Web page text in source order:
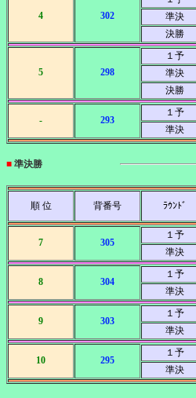
4 302
準決
決勝
5 298
１予
準決
決勝
- 293
１予
準決
■ 準決勝
順 位 背番号 ﾗｳﾝﾄﾞ
7 305
１予
準決
8 304
１予
準決
9 303
１予
準決
10 295
１予
準決